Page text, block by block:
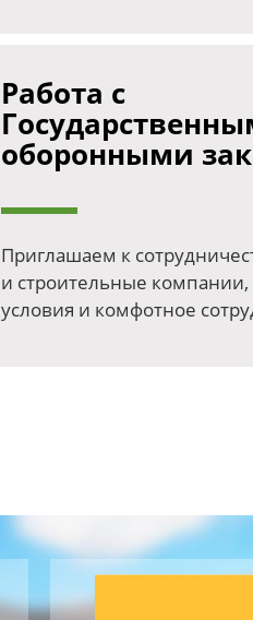
Работа с
оборонными
Приглашаем к
и строительные
условия и комфотное